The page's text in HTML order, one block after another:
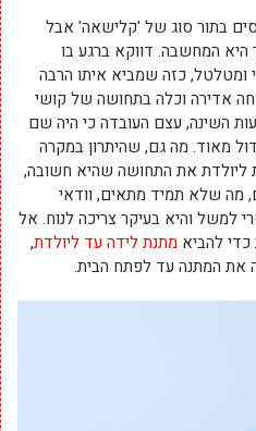
בתור סוג של 'קלישאה' אבל
היא המחשבה. דווקא ברגע בו
ומטלטל, כזה שמביא איתו הרבה
אדירה וכלה בתחושה של קושי
השינה, עצם העובדה כי היה שם
מאוד. מה גם, שהיתרון במקרה
את התחושה שהיא חשובה,
מה שלא תמיד מתאים, וודאי
למשל והיא בעיקר צריכה לנוח. אל
להביא מתנת לידה עד ליולדת,
את המתנה עד לפתח הבית.